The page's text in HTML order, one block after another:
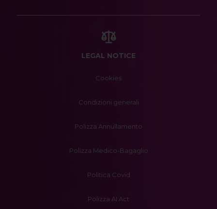
LEGAL NOTICE
Cookies
Condizioni generali
Polizza Annullamento
Polizza Medico-Bagaglio
Politica Covid
Polizza AI Act